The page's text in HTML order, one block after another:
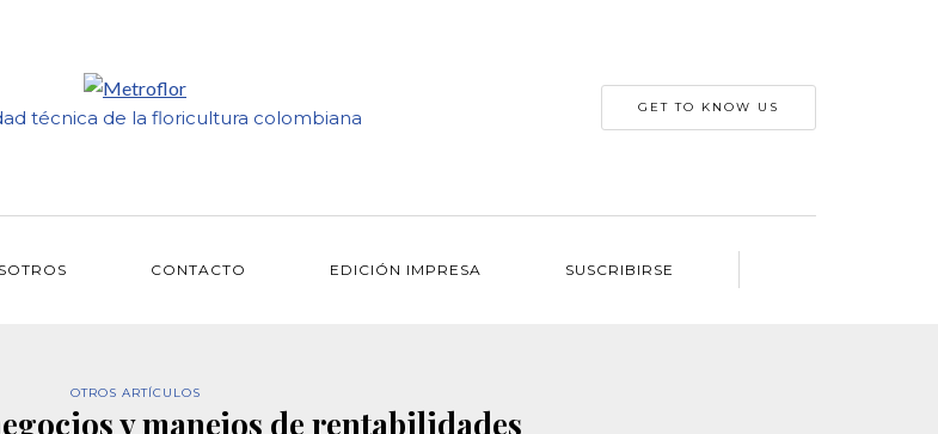
técnica de la floricultura colombiana GET TO KNOW US
CONTACTO EDICIÓN IMPRESA SUSCRIBIRSE
OTROS ARTÍCULOS
y manejos de rentabilidades